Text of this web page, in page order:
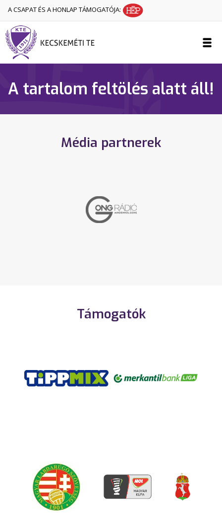
A CSAPAT ÉS A HONLAP TÁMOGATÓJA:
A tartalom feltölés alatt áll!
Média partnerek
Támogatók